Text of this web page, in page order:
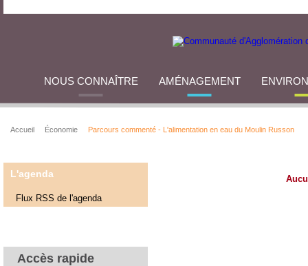
NOUS CONNAÎTRE AMÉNAGEMENT
Accueil Économie Parcours commenté - L'alimentation en eau du Moulin Russon
L'agenda
Flux RSS de l'agenda
Accès rapide